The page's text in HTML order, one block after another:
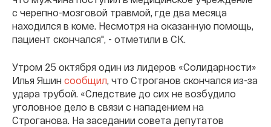
с черепно-мозговой травмой, где два месяца
находился в коме. Несмотря на оказанную помощь,
пациент скончался", - отметили в СК.
Утром 25 октября один из лидеров «Солидарности»
Илья Яшин сообщил, что Строганов скончался из-за
удара трубой. «Следствие до сих не возбудило
уголовное дело в связи с нападением на
Строганова. На заседании совета депутатов